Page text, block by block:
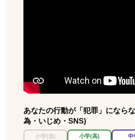
あなたの行動が「犯罪」になら
為・いじめ・SNS)
小学(低) 小学(高) 中